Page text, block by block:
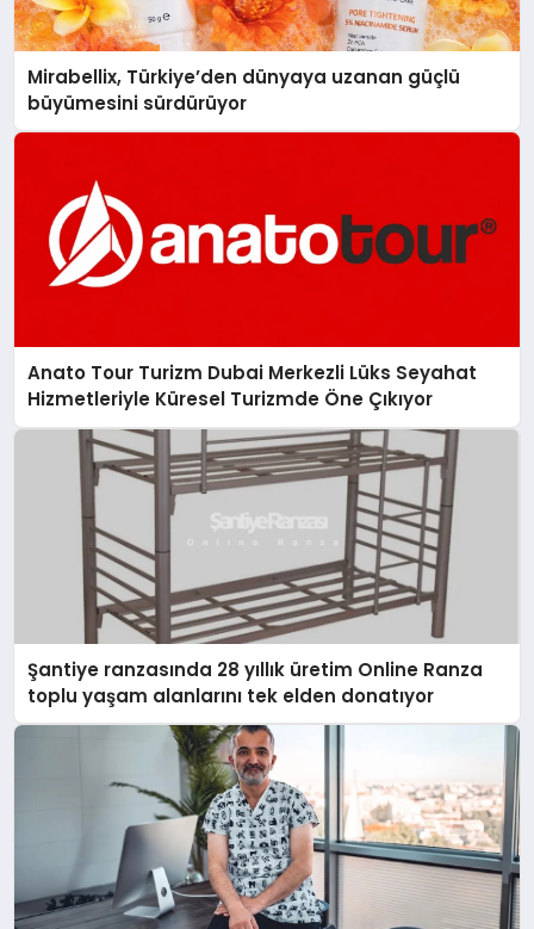
Mirabellix, Türkiye’den dünyaya uzanan güçlü
büyümesini sürdürüyor
Anato Tour Turizm Dubai Merkezli Lüks Seyahat
Hizmetleriyle Küresel Turizmde Öne Çıkıyor
Şantiye ranzasında 28 yıllık üretim Online Ranza
toplu yaşam alanlarını tek elden donatıyor